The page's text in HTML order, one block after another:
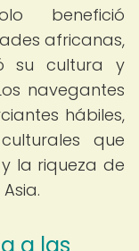
benefició
africanas,
su cultura y
navegantes
hábiles,
que
la riqueza de